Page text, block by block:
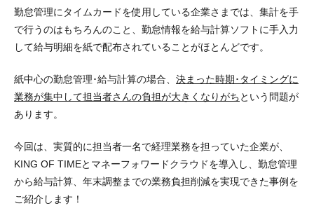
勤怠管理にタイムカードを使用している企業さまでは、集計を手
で行うのはもちろんのこと、勤怠情報を給与計算ソフトに手入力
して給与明細を紙で配布されていることがほとんどです。
紙中心の勤怠管理･給与計算の場合、 決まった時期･タイミングに
業務が集中して担当者さんの負担が大きくなりがちという問題が
あります。
今回は、実質的に担当者一名で経理業務を担っていた企業が、
KING OF TIMEとマネーフォワードクラウドを導入し、勤怠管理
から給与計算、年末調整までの業務負担削減を実現できた事例を
ご紹介します！